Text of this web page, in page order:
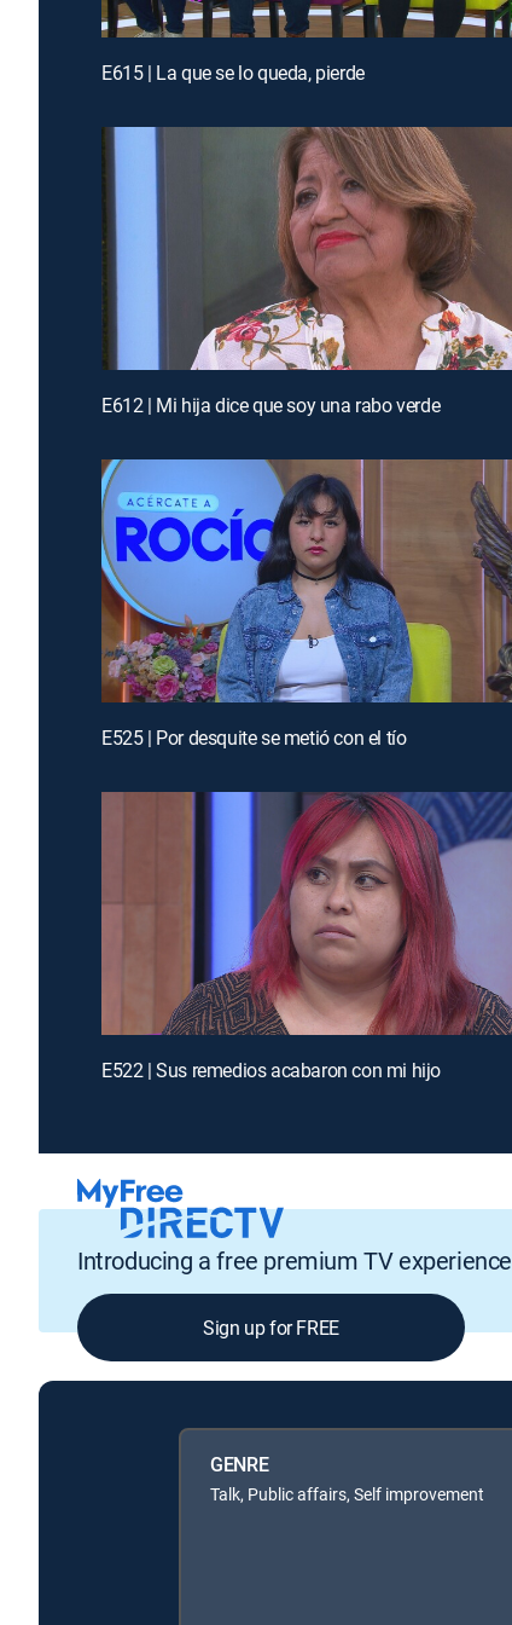
E615 | La que se lo queda, pierde
E612 | Mi hija dice que soy una rabo verde
E525 | Por desquite se metió con el tío
E522 | Sus remedios acabaron con mi hijo
Introducing a free premium TV experience
Sign up for FREE
GENRE
Talk, Public affairs, Self improvement